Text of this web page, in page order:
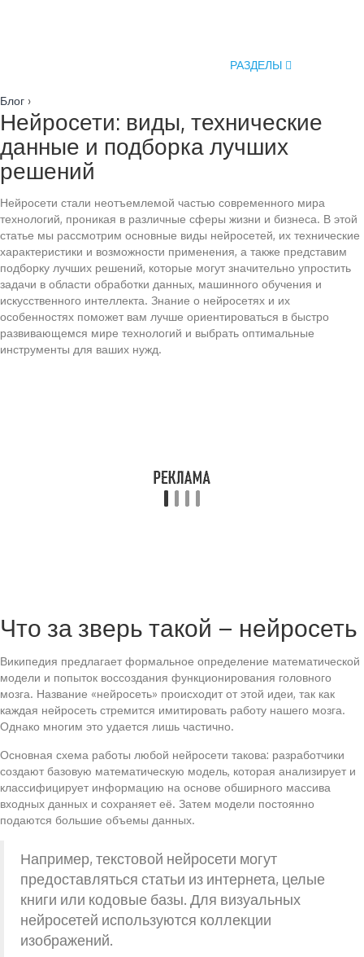
РАЗДЕЛЫ
Блог ›
Нейросети: виды, технические
данные и подборка лучших
решений
Нейросети стали неотъемлемой частью современного мира
технологий, проникая в различные сферы жизни и бизнеса. В этой
статье мы рассмотрим основные виды нейросетей, их технические
характеристики и возможности применения, а также представим
подборку лучших решений, которые могут значительно упростить
задачи в области обработки данных, машинного обучения и
искусственного интеллекта. Знание о нейросетях и их
особенностях поможет вам лучше ориентироваться в быстро
развивающемся мире технологий и выбрать оптимальные
инструменты для ваших нужд.
Что за зверь такой – нейросеть
Википедия предлагает формальное определение математической
модели и попыток воссоздания функционирования головного
мозга. Название «нейросеть» происходит от этой идеи, так как
каждая нейросеть стремится имитировать работу нашего мозга.
Однако многим это удается лишь частично.
Основная схема работы любой нейросети такова: разработчики
создают базовую математическую модель, которая анализирует и
классифицирует информацию на основе обширного массива
входных данных и сохраняет её. Затем модели постоянно
подаются большие объемы данных.
Например, текстовой нейросети могут
предоставляться статьи из интернета, целые
книги или кодовые базы. Для визуальных
нейросетей используются коллекции
изображений.